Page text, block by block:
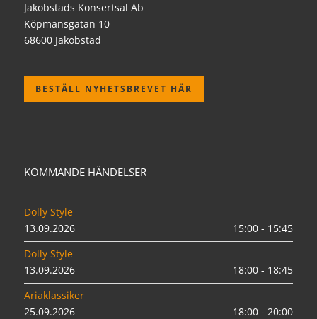
Jakobstads Konsertsal Ab
Köpmansgatan 10
68600 Jakobstad
BESTÄLL NYHETSBREVET HÄR
KOMMANDE HÄNDELSER
Dolly Style
13.09.2026
15:00 - 15:45
Dolly Style
13.09.2026
18:00 - 18:45
Ariaklassiker
25.09.2026
18:00 - 20:00